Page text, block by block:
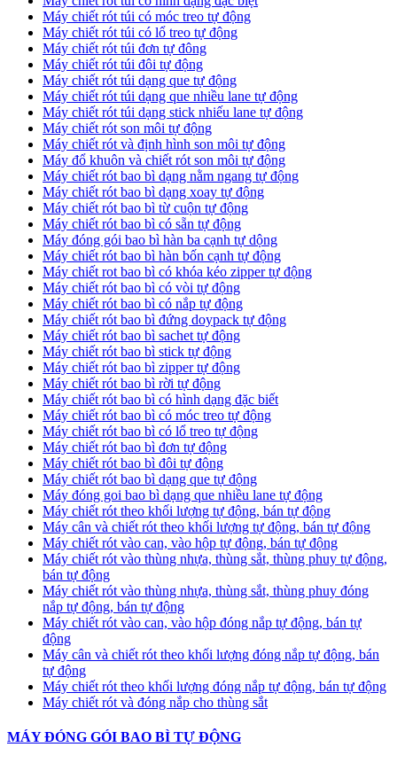
Máy chiết rót túi có móc treo tự động
Máy chiết rót túi có lổ treo tự động
Máy chiết rót túi đơn tự đông
Máy chiết rót túi đôi tự động
Máy chiết rót túi dạng que tự động
Máy chiết rót túi dạng que nhiều lane tự động
Máy chiết rót túi dạng stick nhiếu lane tự động
Máy chiết rót son môi tự động
Máy chiết rót và định hình son môi tự động
Máy đổ khuôn và chiết rót son môi tự động
Máy chiết rót bao bì dạng nằm ngang tự động
Máy chiết rót bao bì dạng xoay tự động
Máy chiết rót bao bì từ cuộn tự động
Máy chiết rót bao bì có sẵn tự động
Máy đóng gói bao bì hàn ba cạnh tự dộng
Máy chiết rót bao bì hàn bốn cạnh tự động
Máy chiết rot bao bì có khóa kéo zipper tự động
Máy chiết rót bao bì có vòi tự động
Máy chiết rót bao bì có nắp tự động
Máy chiết rót bao bì đứng doypack tự động
Máy chiết rót bao bì sachet tự động
Máy chiết rót bao bì stick tự động
Máy chiết rót bao bì zipper tự động
Máy chiết rót bao bì rời tự động
Máy chiết rót bao bì có hình dạng đặc biết
Máy chiết rót bao bì có móc treo tự động
Máy chiết rót bao bì có lổ treo tự động
Máy chiết rót bao bì đơn tự động
Máy chiết rót bao bì đôi tự động
Máy chiết rót bao bì dạng que tự động
Máy đóng goi bao bì dạng que nhiều lane tự động
Máy chiết rót theo khối lượng tự động, bán tự động
Máy cân và chiết rót theo khối lượng tự động, bán tự động
Máy chiết rót vào can, vào hộp tự động, bán tự động
Máy chiết rót vào thùng nhựa, thùng sắt, thùng phuy tự động,
bán tự động
Máy chiết rót vào thùng nhựa, thùng sắt, thùng phuy đóng
nắp tự động, bán tự động
Máy chiết rót vào can, vào hộp đóng nắp tự động, bán tự
động
Máy cân và chiết rót theo khối lượng đóng nắp tự động, bán
tự động
Máy chiết rót theo khối lượng đóng nắp tự động, bán tự động
Máy chiết rót và đóng nắp cho thùng sắt
MÁY ĐÓNG GÓI BAO BÌ TỰ ĐỘNG